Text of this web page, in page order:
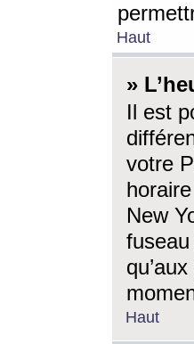
Haut
»
Il est
votre
New
Haut